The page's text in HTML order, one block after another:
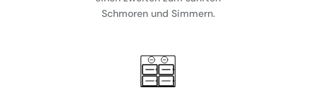
Schmoren und Simmern.